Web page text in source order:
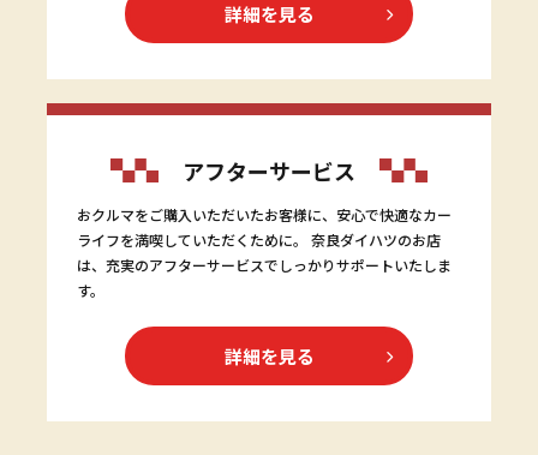
詳細を見る
アフターサービス
おクルマをご購入いただいたお客様に、安心で快適なカー
ライフを満喫していただくために。 奈良ダイハツのお店
は、充実のアフターサービスでしっかりサポートいたしま
す。
詳細を見る